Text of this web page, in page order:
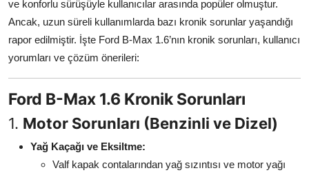
Klima & Konfor
Aydınlatma & Görüş
Şanzıman & Aktarma
Dizel Sistemler
ve konforlu sürüşüyle kullanıcılar arasında popüler olmuştur.
Ancak, uzun süreli kullanımlarda bazı kronik sorunlar yaşandığı
rapor edilmiştir. İşte Ford B-Max 1.6’nın kronik sorunları, kullanıcı
yorumları ve çözüm önerileri:
Ford B-Max 1.6 Kronik Sorunları
1. Motor Sorunları (Benzinli ve Dizel)
Yağ Kaçağı ve Eksiltme:
Valf kapak contalarından yağ sızıntısı ve motor yağı